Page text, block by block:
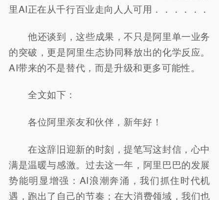
里AI正在从千行百业走向人人可用．．．．．．
他还谈到，这些成果，不只是阿里单一业务
的突破，更是阿里生态协同释放出的化学反应。
AI带来的不是替代，而是升级和更多可能性。
全文如下：
各位阿里亲友和伙伴，新年好！
在这辞旧迎新的时刻，提笔写这封信，心中
满是温暖与感激。过去这一年，阿里巴巴的发展
势能明显增强：AI浪潮奔涌，我们抓住时代机
遇，跑出了自己的节奏；在大消费领域，我们也